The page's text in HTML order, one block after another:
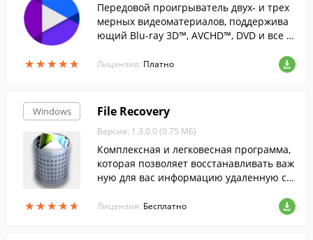
★★★★★
★★★★★
Передовой проигрыватель двух- и трех
мерных видеоматериалов, поддержива
ющий Blu-ray 3D™, AVCHD™, DVD и все н
Лицензия: Платно
Windows
★★★★★
★★★★★
File Recovery
Версия: 1.3.0.0 (0.75 МБ)
Комплексная и легковесная программа,
которая позволяет восстанавливать важ
ную для вас информацию удаленную с к
оев системы и вирусной активности. Пр
ограмма сканирует на удаленные файл
Лицензия: Бесплатно